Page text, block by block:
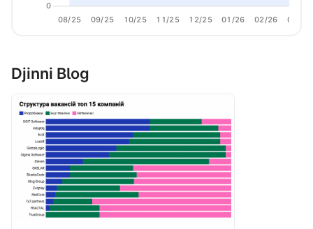
08/25 09/25 10/25 11/25 12/25 01/26 02/26 03/26
0
Djinni Blog